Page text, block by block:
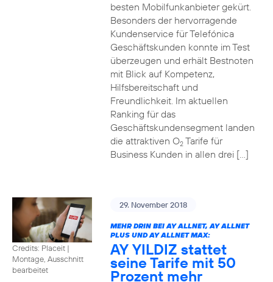
besten Mobilfunkanbieter gekürt.
Besonders der hervorragende
Kundenservice für Telefónica
Geschäftskunden konnte im Test
überzeugen und erhält Bestnoten
mit Blick auf Kompetenz,
Hilfsbereitschaft und
Freundlichkeit. Im aktuellen
Ranking für das
Geschäftskundensegment landen
die attraktiven O2Tarife für
Business Kunden in allen drei […]
Credits: Placeit |
Montage, Ausschnitt
bearbeitet
29. November 2018
MEHR DRIN BEI AY ALLNET, AY ALLNET
PLUS UND AY ALLNET MAX:
AY YILDIZ stattet
seine Tarife mit 50
Prozent mehr